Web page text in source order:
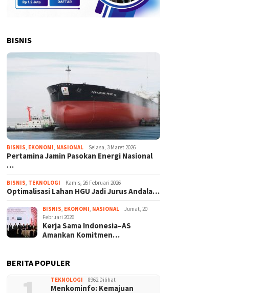
BISNIS
BISNIS, EKONOMI, NASIONAL Selasa, 3 Maret 2026
Pertamina Jamin Pasokan Energi Nasional
…
BISNIS, TEKNOLOGI Kamis, 26 Februari 2026
Optimalisasi Lahan HGU Jadi Jurus Andala…
BISNIS, EKONOMI, NASIONAL
Jumat, 20
Februari 2026
Kerja Sama Indonesia–AS
Amankan Komitmen…
BERITA POPULER
TEKNOLOGI 8962 Dilihat
Menkominfo: Kemajuan